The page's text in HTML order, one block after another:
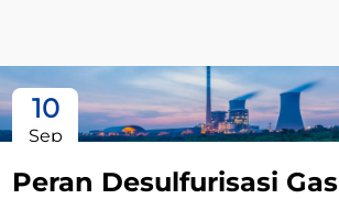
10
Sep
Peran Desulfurisasi Gas